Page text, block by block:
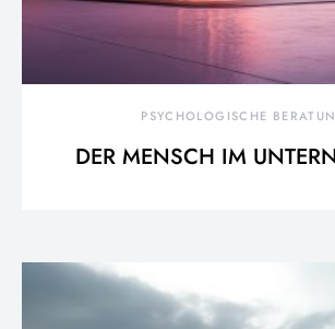
PSYCHOLOGISCHE
DER MENSCH IM